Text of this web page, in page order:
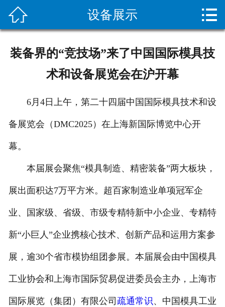
疏通常识
客户留言
人才招聘
 设备展示 
装备界的“竞技场”来了中国国际模具技
术和设备展览会在沪开幕
6月4日上午，第二十四届中国国际模具技术和设
备展览会（DMC2025）在上海新国际博览中心开
幕。
本届展会聚焦“模具制造、精密装备”两大板块，
展出面积达7万平方米。超百家制造业单项冠军企
业、国家级、省级、市级专精特新中小企业、专精特
新“小巨人”企业携核心技术、创新产品和运用方案参
展，逾30个省市模协组团参展。本届展会由中国模具
工业协会和上海市国际贸易促进委员会主办，上海市
国际展览（集团）有限公司 疏通常识、中国模具工业